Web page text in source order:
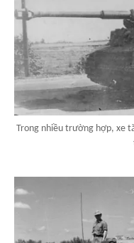
Trong nhiều trường hợp, xe